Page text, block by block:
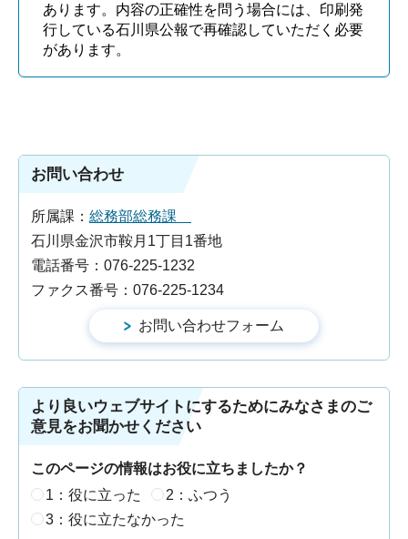
あります。内容の正確性を問う場合には、印刷発
行している石川県公報で再確認していただく必要
があります。
お問い合わせ
所属課： 総務部総務課
石川県金沢市鞍月1丁目1番地
電話番号：076-225-1232
ファクス番号：076-225-1234
より良いウェブサイトにするためにみなさまのご
意見をお聞かせください
このページの情報はお役に立ちましたか？
1：役に立った
2：ふつう
3：役に立たなかった